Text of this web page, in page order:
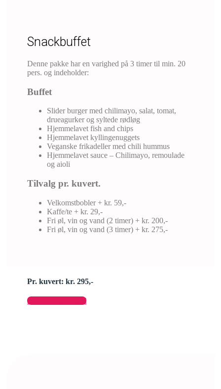
Snackbuffet
Denne pakke har en varighed på 3 timer til min. 20
pers. og indeholder:
Buffet
Slider burger med chilimayo, salat, tomat,
drueagurker og syltede rødløg
Hjemmelavet fish and chips
Hjemmelavet kyllingenuggets
Veganske frikadeller med chili hummus
Hjemmelavet sauce – Chilimayo, remoulade
og aioli
Tilvalg pr. kuvert.
Velkomstbobler + kr. 59,-
Kaffe/te + kr. 29,-
Fri øl, vin og vand (2 timer) + kr. 200,-
Fri øl, vin og vand (3 timer) + kr. 275,-
Pr. kuvert: kr. 295,-
Send forespørgsel